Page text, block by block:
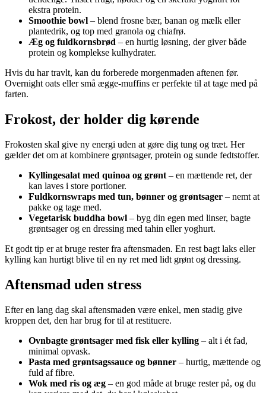
ekstra protein.
Smoothie bowl – blend frosne bær, banan og mælk eller
plantedrik, og top med granola og chiafrø.
Æg og fuldkornsbrød – en hurtig løsning, der giver både
protein og komplekse kulhydrater.
Hvis du har travlt, kan du forberede morgenmaden aftenen før.
Overnight oats eller små ægge-muffins er perfekte til at tage med på
farten.
Frokost, der holder dig kørende
Frokosten skal give ny energi uden at gøre dig tung og træt. Her
gælder det om at kombinere grøntsager, protein og sunde fedtstoffer.
Kyllingesalat med quinoa og grønt – en mættende ret, der
kan laves i store portioner.
Fuldkornswraps med tun, bønner og grøntsager – nemt at
pakke og tage med.
Vegetarisk buddha bowl – byg din egen med linser, bagte
grøntsager og en dressing med tahin eller yoghurt.
Et godt tip er at bruge rester fra aftensmaden. En rest bagt laks eller
kylling kan hurtigt blive til en ny ret med lidt grønt og dressing.
Aftensmad uden stress
Efter en lang dag skal aftensmaden være enkel, men stadig give
kroppen det, den har brug for til at restituere.
Ovnbagte grøntsager med fisk eller kylling – alt i ét fad,
minimal opvask.
Pasta med grøntsagssauce og bønner – hurtig, mættende og
fuld af fibre.
Wok med ris og æg – en god måde at bruge rester på, og du